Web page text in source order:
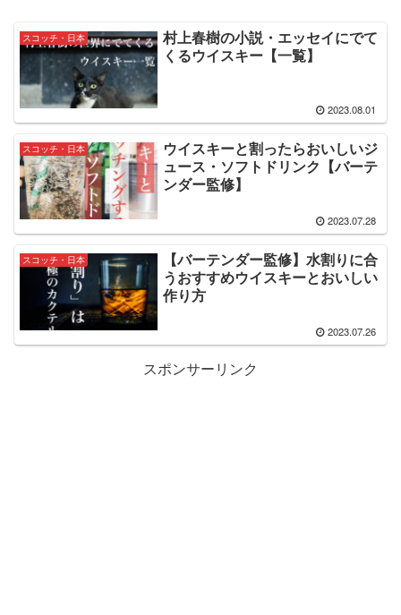
スコッチ・日本
村上春樹の小説・エッセイにでて
くるウイスキー【一覧】
2023.08.01
スコッチ・日本
ウイスキーと割ったらおいしいジ
ュース・ソフトドリンク【バーテ
ンダー監修】
2023.07.28
スコッチ・日本
【バーテンダー監修】水割りに合
うおすすめウイスキーとおいしい
作り方
2023.07.26
スポンサーリンク